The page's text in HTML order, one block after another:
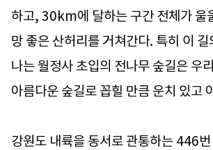
하고, 30km에 달하는 구간 전체가 울
망 좋은 산허리를 거쳐간다. 특히 이
나는 월정사 초입의 전나무 숲길은 우
아름다운 숲길로 꼽힐 만큼 운치 있고
강원도 내륙을 동서로 관통하는 446번